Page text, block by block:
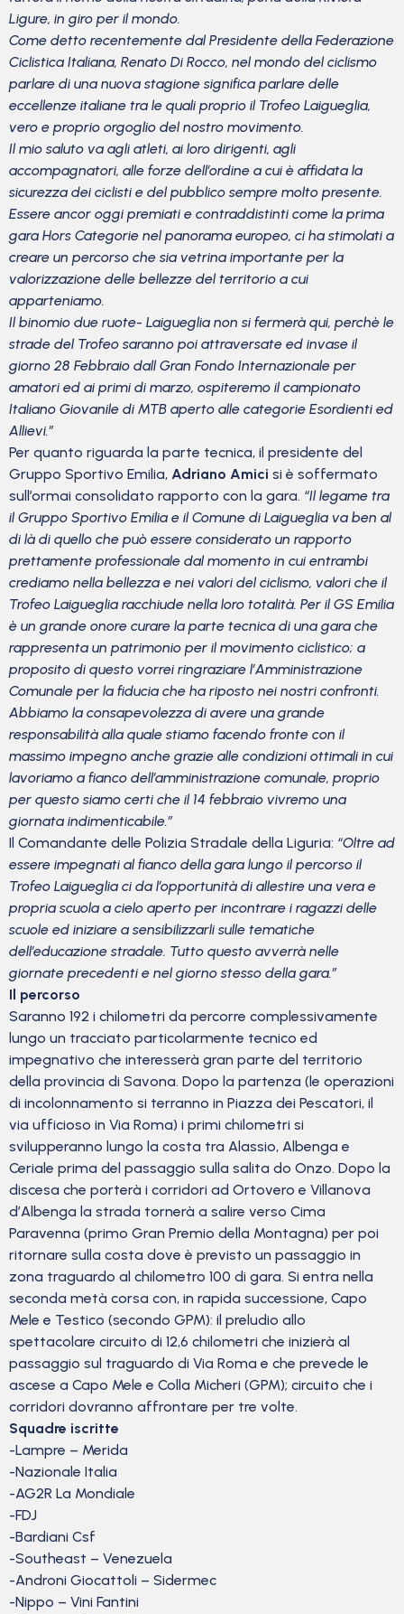
Ligure, in giro per il mondo.
Come detto recentemente dal Presidente della Federazione
Ciclistica Italiana, Renato Di Rocco, nel mondo del ciclismo
parlare di una nuova stagione significa parlare delle
eccellenze italiane tra le quali proprio il Trofeo Laigueglia,
vero e proprio orgoglio del nostro movimento.
Il mio saluto va agli atleti, ai loro dirigenti, agli
accompagnatori, alle forze dell’ordine a cui è affidata la
sicurezza dei ciclisti e del pubblico sempre molto presente.
Essere ancor oggi premiati e contraddistinti come la prima
gara Hors Categorie nel panorama europeo, ci ha stimolati a
creare un percorso che sia vetrina importante per la
valorizzazione delle bellezze del territorio a cui
apparteniamo.
Il binomio due ruote- Laigueglia non si fermerà qui, perchè le
strade del Trofeo saranno poi attraversate ed invase il
giorno 28 Febbraio dall Gran Fondo Internazionale per
amatori ed ai primi di marzo, ospiteremo il campionato
Italiano Giovanile di MTB aperto alle categorie Esordienti ed
Allievi.”
Per quanto riguarda la parte tecnica, il presidente del
Gruppo Sportivo Emilia, Adriano Amici si è soffermato
sull’ormai consolidato rapporto con la gara. “Il legame tra
il Gruppo Sportivo Emilia e il Comune di Laigueglia va ben al
di là di quello che può essere considerato un rapporto
prettamente professionale dal momento in cui entrambi
crediamo nella bellezza e nei valori del ciclismo, valori che il
Trofeo Laigueglia racchiude nella loro totalità. Per il GS Emilia
è un grande onore curare la parte tecnica di una gara che
rappresenta un patrimonio per il movimento ciclistico; a
proposito di questo vorrei ringraziare l’Amministrazione
Comunale per la fiducia che ha riposto nei nostri confronti.
Abbiamo la consapevolezza di avere una grande
responsabilità alla quale stiamo facendo fronte con il
massimo impegno anche grazie alle condizioni ottimali in cui
lavoriamo a fianco dell’amministrazione comunale, proprio
per questo siamo certi che il 14 febbraio vivremo una
giornata indimenticabile.”
Il Comandante delle Polizia Stradale della Liguria: “Oltre ad
essere impegnati al fianco della gara lungo il percorso il
Trofeo Laigueglia ci da l’opportunità di allestire una vera e
propria scuola a cielo aperto per incontrare i ragazzi delle
scuole ed iniziare a sensibilizzarli sulle tematiche
dell’educazione stradale. Tutto questo avverrà nelle
giornate precedenti e nel giorno stesso della gara.”
Il percorso
Saranno 192 i chilometri da percorre complessivamente
lungo un tracciato particolarmente tecnico ed
impegnativo che interesserà gran parte del territorio
della provincia di Savona. Dopo la partenza (le operazioni
di incolonnamento si terranno in Piazza dei Pescatori, il
via ufficioso in Via Roma) i primi chilometri si
svilupperanno lungo la costa tra Alassio, Albenga e
Ceriale prima del passaggio sulla salita do Onzo. Dopo la
discesa che porterà i corridori ad Ortovero e Villanova
d’Albenga la strada tornerà a salire verso Cima
Paravenna (primo Gran Premio della Montagna) per poi
ritornare sulla costa dove è previsto un passaggio in
zona traguardo al chilometro 100 di gara. Si entra nella
seconda metà corsa con, in rapida successione, Capo
Mele e Testico (secondo GPM): il preludio allo
spettacolare circuito di 12,6 chilometri che inizierà al
passaggio sul traguardo di Via Roma e che prevede le
ascese a Capo Mele e Colla Micheri (GPM); circuito che i
corridori dovranno affrontare per tre volte.
Squadre iscritte
-Lampre – Merida
-Nazionale Italia
-AG2R La Mondiale
-FDJ
-Bardiani Csf
-Southeast – Venezuela
-Androni Giocattoli – Sidermec
-Nippo – Vini Fantini